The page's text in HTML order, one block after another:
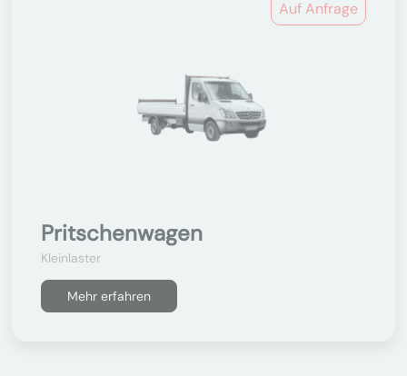
Auf Anfrage
Pritschenwagen
Kleinlaster
Mehr erfahren